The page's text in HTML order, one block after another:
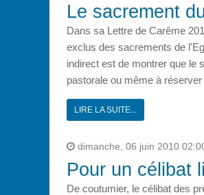
Le sacrement
Dans sa Lettre de Carême
exclus des sacrements de
indirect est de montrer que le
pastorale ou même à
LIRE LA SUITE...
dimanche, 06 juin 2010
Pour un célibat
De coutumier, le célibat des